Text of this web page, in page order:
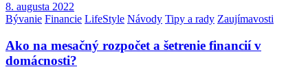
8. augusta 2022
Bývanie Financie LifeStyle Návody Tipy a rady Zaujímavosti
Ako na mesačný rozpočet a šetrenie financií v
domácnosti?